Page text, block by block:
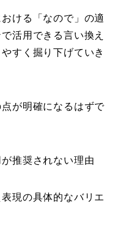
ける「なので」の適
活用できる言い換え
すく掘り下げていき
が明確になるはずで
推奨されない理由
現の具体的なバリエ